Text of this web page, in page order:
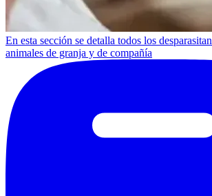
En esta sección se detalla todos los
animales de granja y de compañía